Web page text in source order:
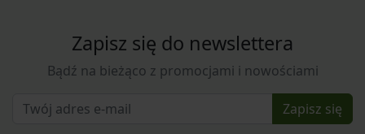
Zapisz się do newslettera
Bądź na bieżąco z promocjami i nowościami
Zapisz się